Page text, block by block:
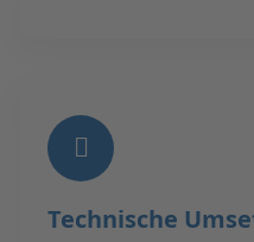
Technische